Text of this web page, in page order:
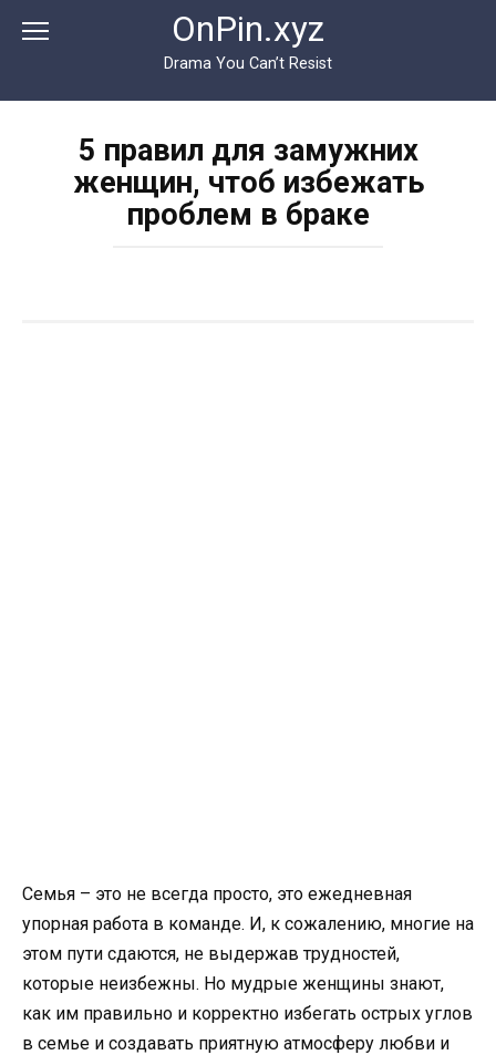
OnPin.xyz
Drama You Can’t Resist
5 правил для замужних
женщин, чтоб избежать
проблем в браке
Семья – это не всегда просто, это ежедневная
упорная работа в команде. И, к сожалению, многие на
этом пути сдаются, не выдержав трудностей,
которые неизбежны. Но мудрые женщины знают,
как им правильно и корректно избегать острых углов
в семье и создавать приятную атмосферу любви и